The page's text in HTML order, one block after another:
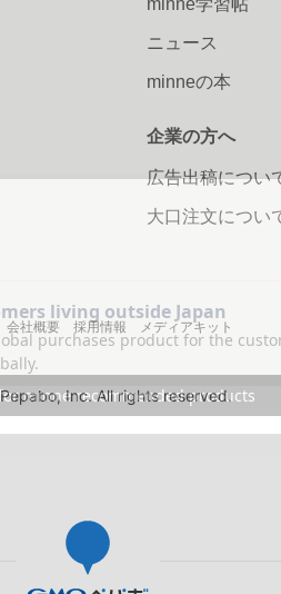
minne学習帖
ニュース
minneの本
企業の方へ
広告出稿につい
大口注文につい
会社概要 採用情報 メディアキット
Inc. All rights reserved.